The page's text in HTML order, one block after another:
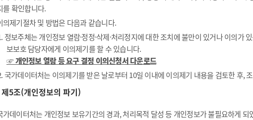
를 확인합니다.
제기절차 및 방법은 다음과 같습니다.
정보주체는 개인정보 열람·정정·삭제·처리정지에 대한 조치에 불만이 있거나 이의가
보보호 담당자에게 이의제기를 할 수 있습니다.
☞ 개인정보 열람 등 요구 결정 이의신청서 다운로드
국가데이터처는 이의제기를 받은 날로부터 10일 이내에 이의제기 내용을 검토한 후,
제5조(개인정보의 파기)
데이터처는 개인정보 보유기간의 경과, 처리목적 달성 등 개인정보가 불필요하게